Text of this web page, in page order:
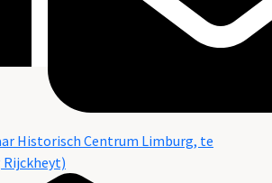
Historisch Centrum Limburg, te